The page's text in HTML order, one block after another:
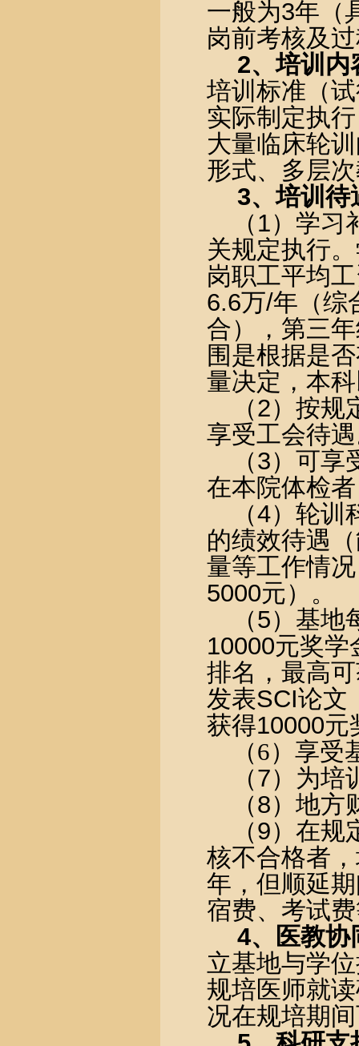
一般为3年（
岗前考核及
2、培训内
培训标准（
实际制定执
大量临床轮
形式、多层
3、培训待
（ 1）学习
关规定执行
岗职工平均
6.6万/年（综
合），第三
围是根据是
量决定，本
（2）按规
享受工会待
（3）可享
在本院体检
（4）轮训
的绩效待遇
量等工作情
5000元）。
（5）基地
10000元奖学
排名，最高
发表SCI论文
获得10000元
（6）享受
（7）为培
（8）地方
（9）在规
核不合格者
年，但顺延
宿费、考试
4、医教协
立基地与学
规培医师就
况在规培期